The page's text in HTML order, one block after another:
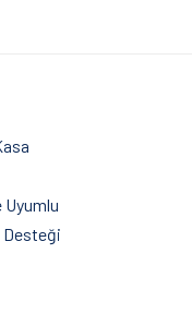
Uyumlu
Desteği